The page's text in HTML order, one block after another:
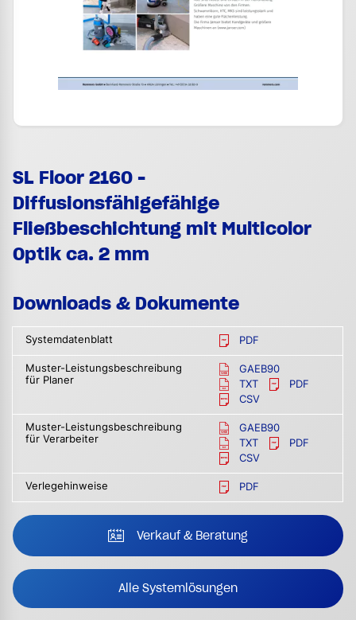
SL Floor 2160 -
Diffusionsfähigefähige
Fließbeschichtung mit Multicolor
Optik ca. 2 mm
Downloads & Dokumente
Systemdatenblatt PDF
Muster-Leistungsbeschreibung
für Planer
GAEB90
TXT
PDF
CSV
Muster-Leistungsbeschreibung
für Verarbeiter
GAEB90
TXT
PDF
CSV
Verlegehinweise PDF
Verkauf & Beratung
Alle Systemlösungen